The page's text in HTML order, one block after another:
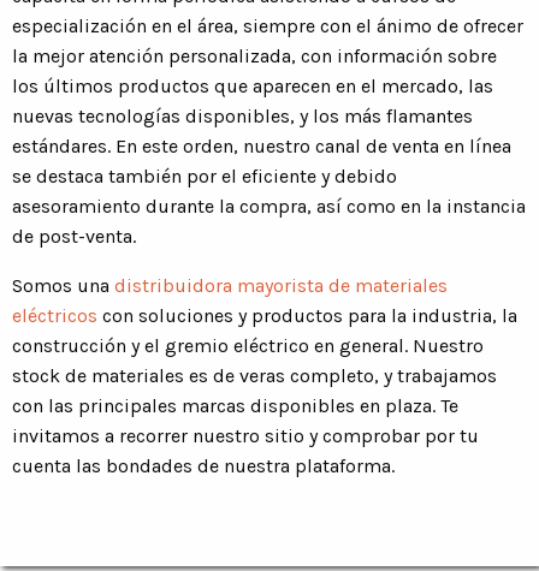
especialización en el área, siempre con el ánimo de ofrecer
la mejor atención personalizada, con información sobre
los últimos productos que aparecen en el mercado, las
nuevas tecnologías disponibles, y los más flamantes
estándares. En este orden, nuestro canal de venta en línea
se destaca también por el eficiente y debido
asesoramiento durante la compra, así como en la instancia
de post-venta.
Somos una distribuidora mayorista de materiales
eléctricos con soluciones y productos para la industria, la
construcción y el gremio eléctrico en general. Nuestro
stock de materiales es de veras completo, y trabajamos
con las principales marcas disponibles en plaza. Te
invitamos a recorrer nuestro sitio y comprobar por tu
cuenta las bondades de nuestra plataforma.